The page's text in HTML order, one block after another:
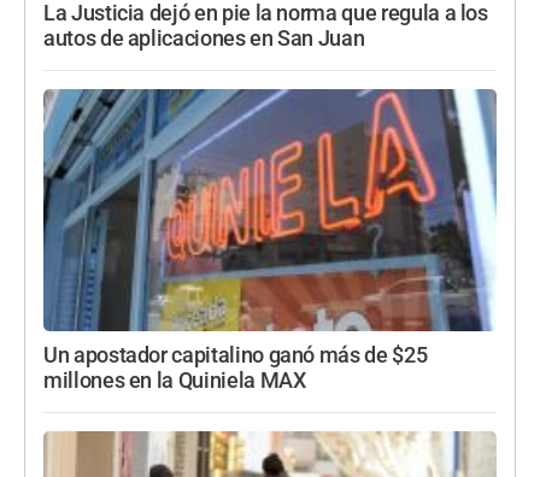
La Justicia dejó en pie la norma que regula a los
autos de aplicaciones en San Juan
Un apostador capitalino ganó más de $25
millones en la Quiniela MAX